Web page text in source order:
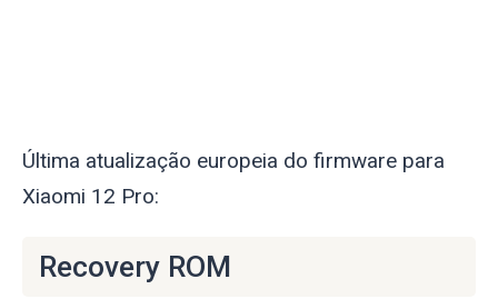
Última atualização europeia do firmware para
Xiaomi 12 Pro:
Recovery ROM